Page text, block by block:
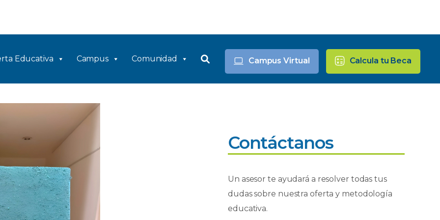
Educativa Campus Comunidad Campus Virtual Calcula tu Beca
Contáctanos
Un asesor te ayudará a resolver todas tus
dudas sobre nuestra oferta y metodología
educativa.